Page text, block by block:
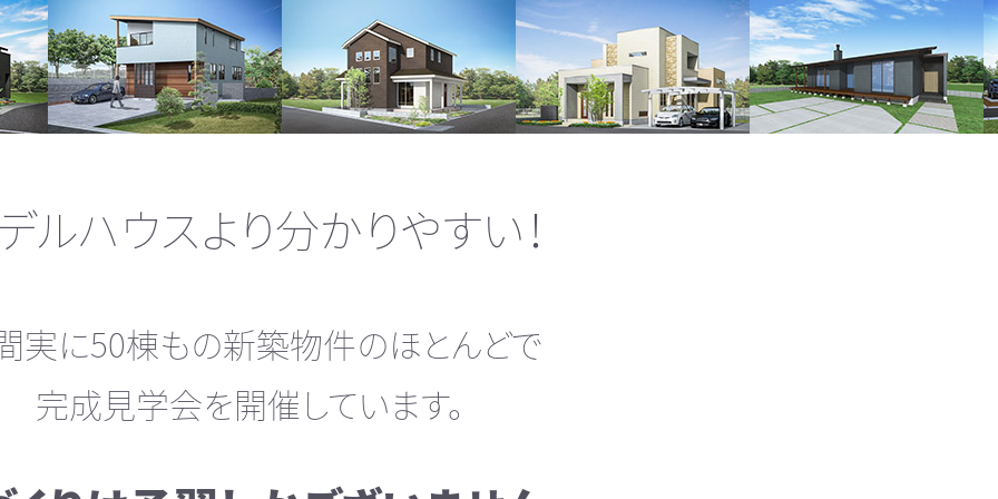
ルハウスより分かりやすい！
実に50棟もの新築物件のほとんどで
完成見学会を開催しています。